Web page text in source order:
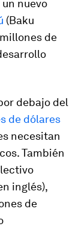
nuevo
(Baku
de
debajo del
de dólares
necesitan
También
inglés),
de